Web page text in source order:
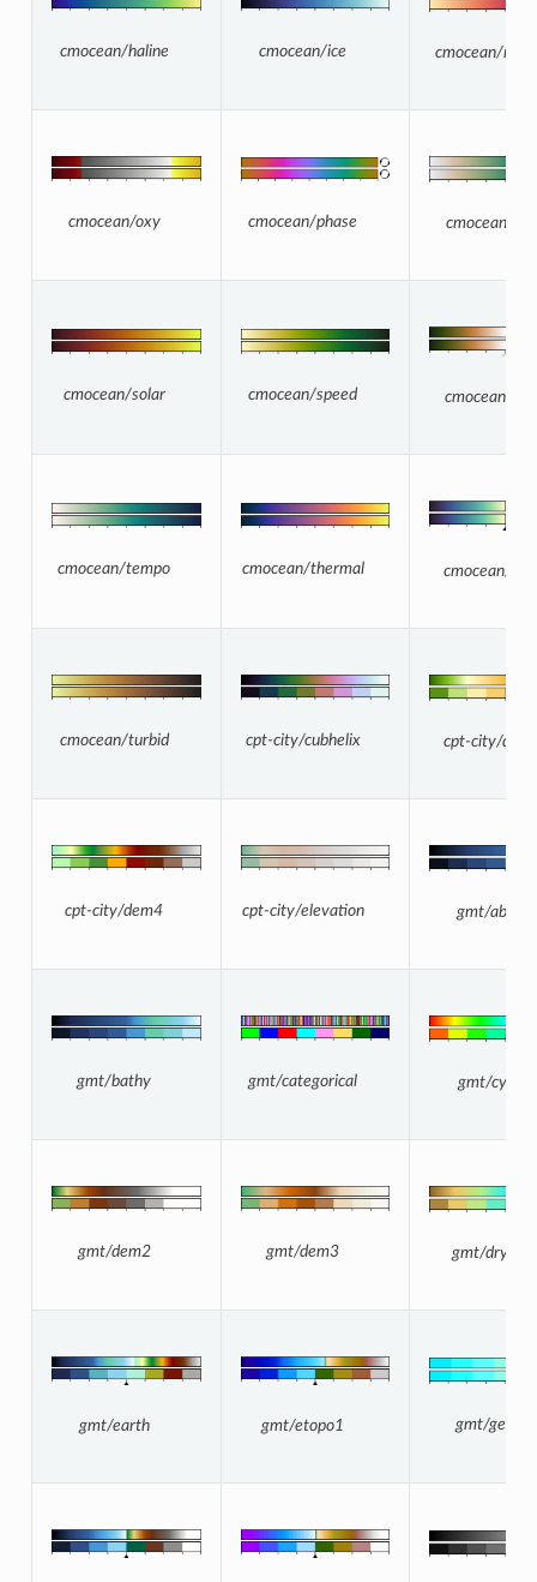
cmocean/haline cmocean/ice cmocean/
cmocean/oxy cmocean/phase cmocean/
cmocean/solar cmocean/speed cmocean/
cmocean/tempo cmocean/thermal cmocean/
cmocean/turbid cpt-city/cubhelix cpt-city/
cpt-city/dem4 cpt-city/elevation gmt/abyss
gmt/bathy gmt/categorical gmt/cyclic
gmt/dem2 gmt/dem3 gmt/drywet
gmt/earth gmt/etopo1 gmt/gebco